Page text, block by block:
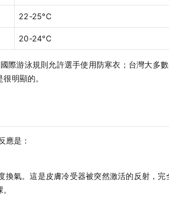
22-25°C
20-24°C
際游泳規則允許選手使用防寒衣；台灣大多
明顯的。
應是：
氣。這是皮膚冷受器被突然激活的反射，